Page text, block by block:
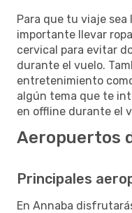
Para que tu viaje sea
importante llevar
cervical para evitar
durante el vuelo.
entretenimiento
algún tema que te
en offline durante el
Aeropuertos
Principales
En Annaba